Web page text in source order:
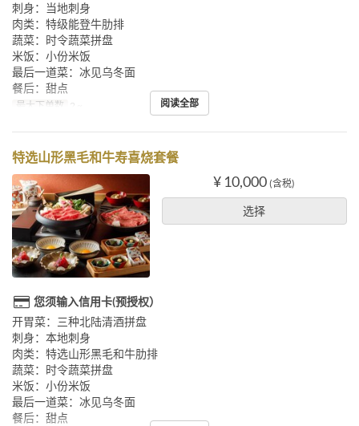
刺身：当地刺身
肉类：特级能登牛肋排
蔬菜：时令蔬菜拼盘
米饭：小份米饭
最后一道菜：冰见乌冬面
餐后：甜点
最大下单数 2 ~ 阅读全部
特选山形黑毛和牛寿喜烧套餐
¥ 10,000 (含税)
选择
您须输入信用卡(预授权）
开胃菜：三种北陆清酒拼盘
刺身：本地刺身
肉类：特选山形黑毛和牛肋排
蔬菜：时令蔬菜拼盘
米饭：小份米饭
最后一道菜：冰见乌冬面
餐后：甜点